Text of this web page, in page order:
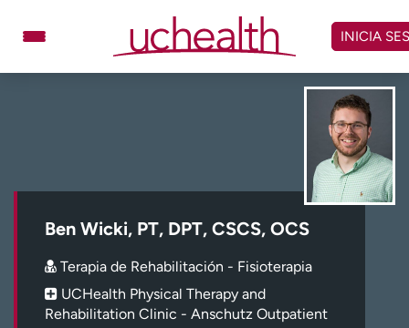
contenido
Carreras
Inicie sesión en My Health Connection
INICIA
Ben Wicki, PT, DPT, CSCS, OCS
Terapia de Rehabilitación - Fisioterapia
UCHealth Physical Therapy and
Rehabilitation Clinic - Anschutz Outpatient